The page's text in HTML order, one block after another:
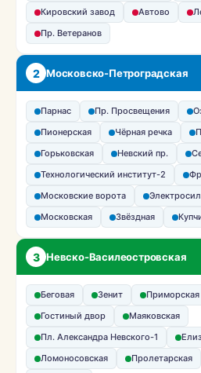
Кировский завод Автово
Пр. Ветеранов
2 Московско-Петроградская
Парнас Пр. Просвещения
Пионерская
Чёрная речка
Горьковская
Невский пр.
Технологический институт-2
Московские ворота
Московская
Звёздная
3 Невско-Василеостровская
Беговая Зенит Приморская
Гостиный двор
Маяковская
Пл. Александра Невского-1
Ломоносовская
Пролетарская